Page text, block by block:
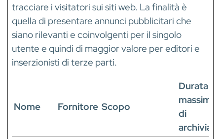
tracciare i visitatori sui siti web. La finalità è
quella di presentare annunci pubblicitari che
siano rilevanti e coinvolgenti per il singolo
utente e quindi di maggior valore per editori e
inserzionisti di terze parti.
Nome Fornitore Scopo
Durata
massima
di